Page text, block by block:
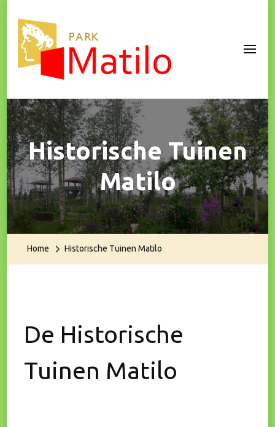
Park Matilo
Historische Tuinen
Matilo
Home Historische Tuinen Matilo
De Historische
Tuinen Matilo